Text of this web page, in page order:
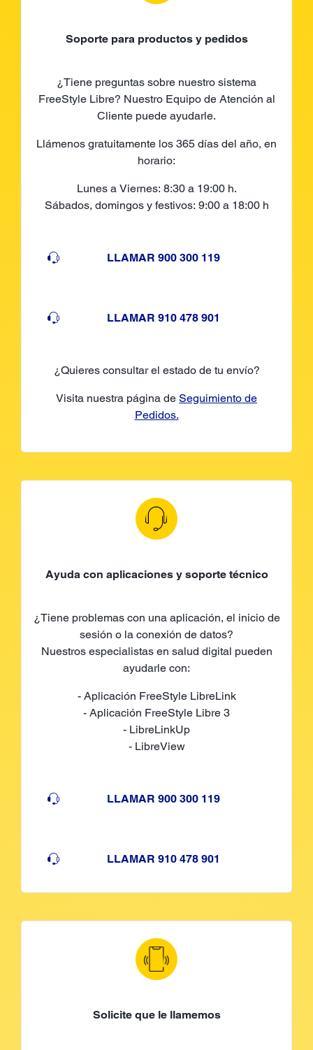
Soporte para productos y pedidos
¿Tiene preguntas sobre nuestro sistema
FreeStyle Libre? Nuestro Equipo de Atención al
Cliente puede ayudarle.
Llámenos gratuitamente los 365 días del año, en
horario:
Lunes a Viernes: 8:30 a 19:00 h.
Sábados, domingos y festivos: 9:00 a 18:00 h
LLAMAR 900 300 119
LLAMAR 910 478 901
¿Quieres consultar el estado de tu envío?
Visita nuestra página de Seguimiento de
Pedidos.
Ayuda con aplicaciones y soporte técnico
¿Tiene problemas con una aplicación, el inicio de
sesión o la conexión de datos?
Nuestros especialistas en salud digital pueden
ayudarle con:
- Aplicación FreeStyle LibreLink
- Aplicación FreeStyle Libre 3
- LibreLinkUp
- LibreView
LLAMAR 900 300 119
LLAMAR 910 478 901
Solicite que le llamemos